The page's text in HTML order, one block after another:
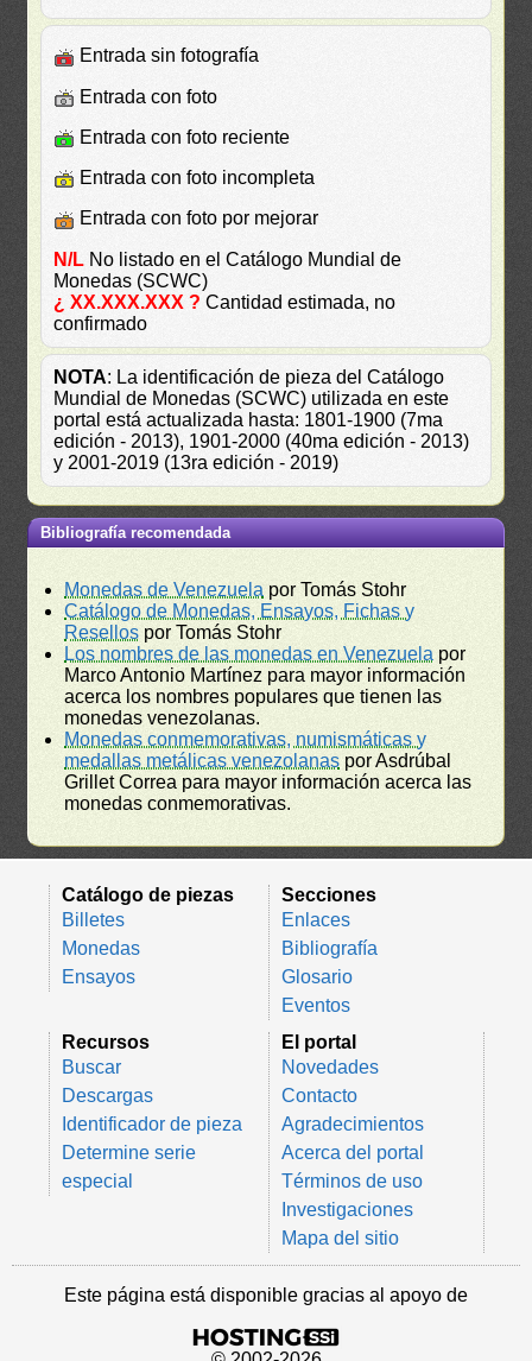
Entrada sin fotografía
Entrada con foto
Entrada con foto reciente
Entrada con foto incompleta
Entrada con foto por mejorar
N/L No listado en el Catálogo Mundial de
Monedas (SCWC)
¿ XX.XXX.XXX ? Cantidad estimada, no
confirmado
NOTA: La identificación de pieza del Catálogo
Mundial de Monedas (SCWC) utilizada en este
portal está actualizada hasta: 1801-1900 (7ma
edición - 2013), 1901-2000 (40ma edición - 2013)
y 2001-2019 (13ra edición - 2019)
Bibliografía recomendada
Monedas de Venezuela por Tomás Stohr
Catálogo de Monedas, Ensayos, Fichas y
Resellos por Tomás Stohr
Los nombres de las monedas en Venezuela por
Marco Antonio Martínez para mayor información
acerca los nombres populares que tienen las
monedas venezolanas.
Monedas conmemorativas, numismáticas y
medallas metálicas venezolanas por Asdrúbal
Grillet Correa para mayor información acerca las
monedas conmemorativas.
Catálogo de piezas
Billetes
Monedas
Ensayos
Secciones
Enlaces
Bibliografía
Glosario
Eventos
Recursos
Buscar
Descargas
Identificador de pieza
Determine serie
especial
El portal
Novedades
Contacto
Agradecimientos
Acerca del portal
Términos de uso
Investigaciones
Mapa del sitio
Este página está disponible gracias al apoyo de